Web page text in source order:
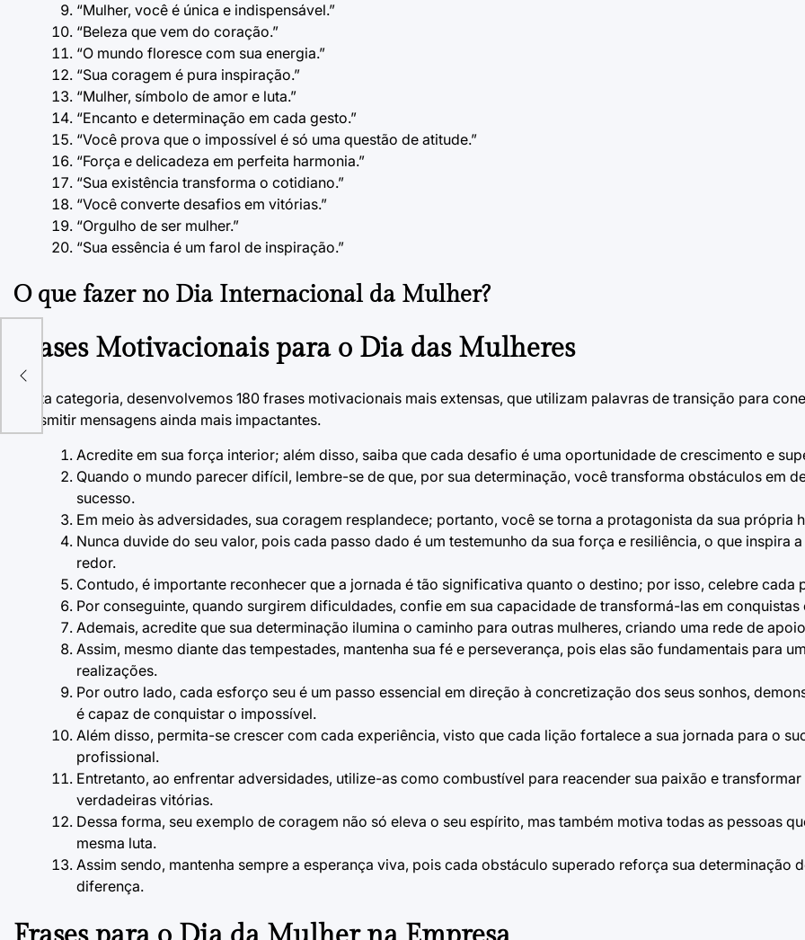
“Mulher, você é única e indispensável.”
“Beleza que vem do coração.”
“O mundo floresce com sua energia.”
“Sua coragem é pura inspiração.”
“Mulher, símbolo de amor e luta.”
“Encanto e determinação em cada gesto.”
“Você prova que o impossível é só uma questão de atitude.”
“Força e delicadeza em perfeita harmonia.”
“Sua existência transforma o cotidiano.”
“Você converte desafios em vitórias.”
“Orgulho de ser mulher.”
“Sua essência é um farol de inspiração.”
O que fazer no Dia Internacional da Mulher?
Frases Motivacionais para o Dia das Mulheres
Nesta categoria, desenvolvemos 180 frases motivacionais mais extensas, que utilizam palavras de transição para
transmitir mensagens ainda mais impactantes.
Acredite em sua força interior; além disso, saiba que cada desafio é uma oportunidade de crescimento e
Quando o mundo parecer difícil, lembre-se de que, por sua determinação, você transforma obstáculos em
sucesso.
Em meio às adversidades, sua coragem resplandece; portanto, você se torna a protagonista da sua própria
Nunca duvide do seu valor, pois cada passo dado é um testemunho da sua força e resiliência, o que inspira
redor.
Contudo, é importante reconhecer que a jornada é tão significativa quanto o destino; por isso, celebre cada
Por conseguinte, quando surgirem dificuldades, confie em sua capacidade de transformá-las em
Ademais, acredite que sua determinação ilumina o caminho para outras mulheres, criando uma rede de
Assim, mesmo diante das tempestades, mantenha sua fé e perseverança, pois elas são fundamentais para
realizações.
Por outro lado, cada esforço seu é um passo essencial em direção à concretização dos seus sonhos,
é capaz de conquistar o impossível.
Além disso, permita-se crescer com cada experiência, visto que cada lição fortalece a sua jornada para o
profissional.
Entretanto, ao enfrentar adversidades, utilize-as como combustível para reacender sua paixão e
verdadeiras vitórias.
Dessa forma, seu exemplo de coragem não só eleva o seu espírito, mas também motiva todas as pessoas
mesma luta.
Assim sendo, mantenha sempre a esperança viva, pois cada obstáculo superado reforça sua determinação
diferença.